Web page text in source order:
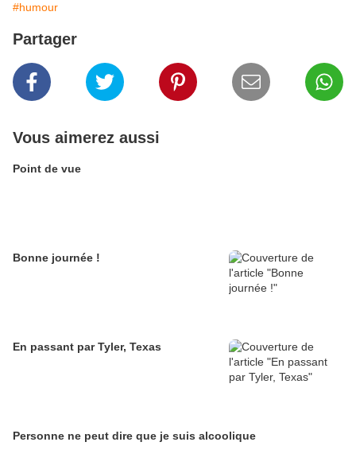
#humour
Partager
Vous aimerez aussi
Point de vue
Bonne journée !
En passant par Tyler, Texas
Personne ne peut dire que je suis alcoolique